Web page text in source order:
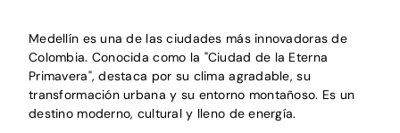
Medellín es una de las ciudades más innovadoras de
Colombia. Conocida como la "Ciudad de la Eterna
Primavera", destaca por su clima agradable, su
transformación urbana y su entorno montañoso. Es un
destino moderno, cultural y lleno de energía.